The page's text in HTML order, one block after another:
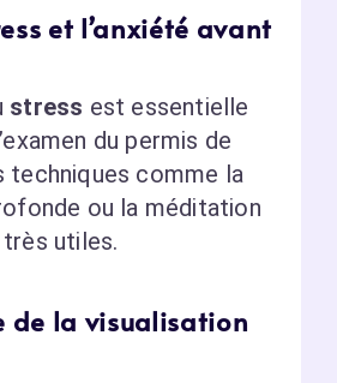
et l’anxiété avant
stress est essentielle
du permis de
techniques comme la
ou la méditation
utiles.
de la visualisation